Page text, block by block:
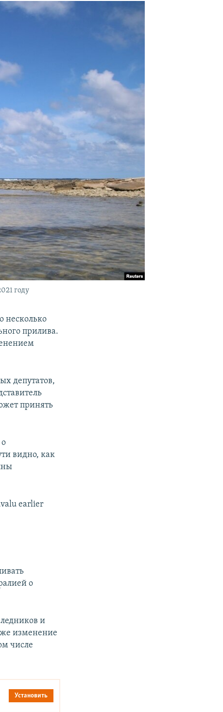
году
несколько
прилива.
депутатов,
принять
видно, как
earlier
о
и
изменение
числе
Установить